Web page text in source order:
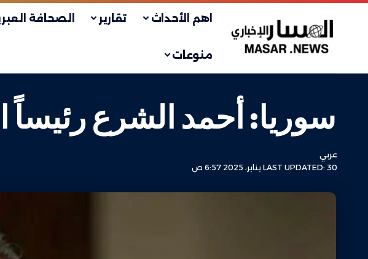
اهم الأحداث تقارير الصحافة
منوعات
سوريا: أحمد الشرع رئيساً
LAST UPDATED: 30 يناير، 2025 6:57 ص
عربي